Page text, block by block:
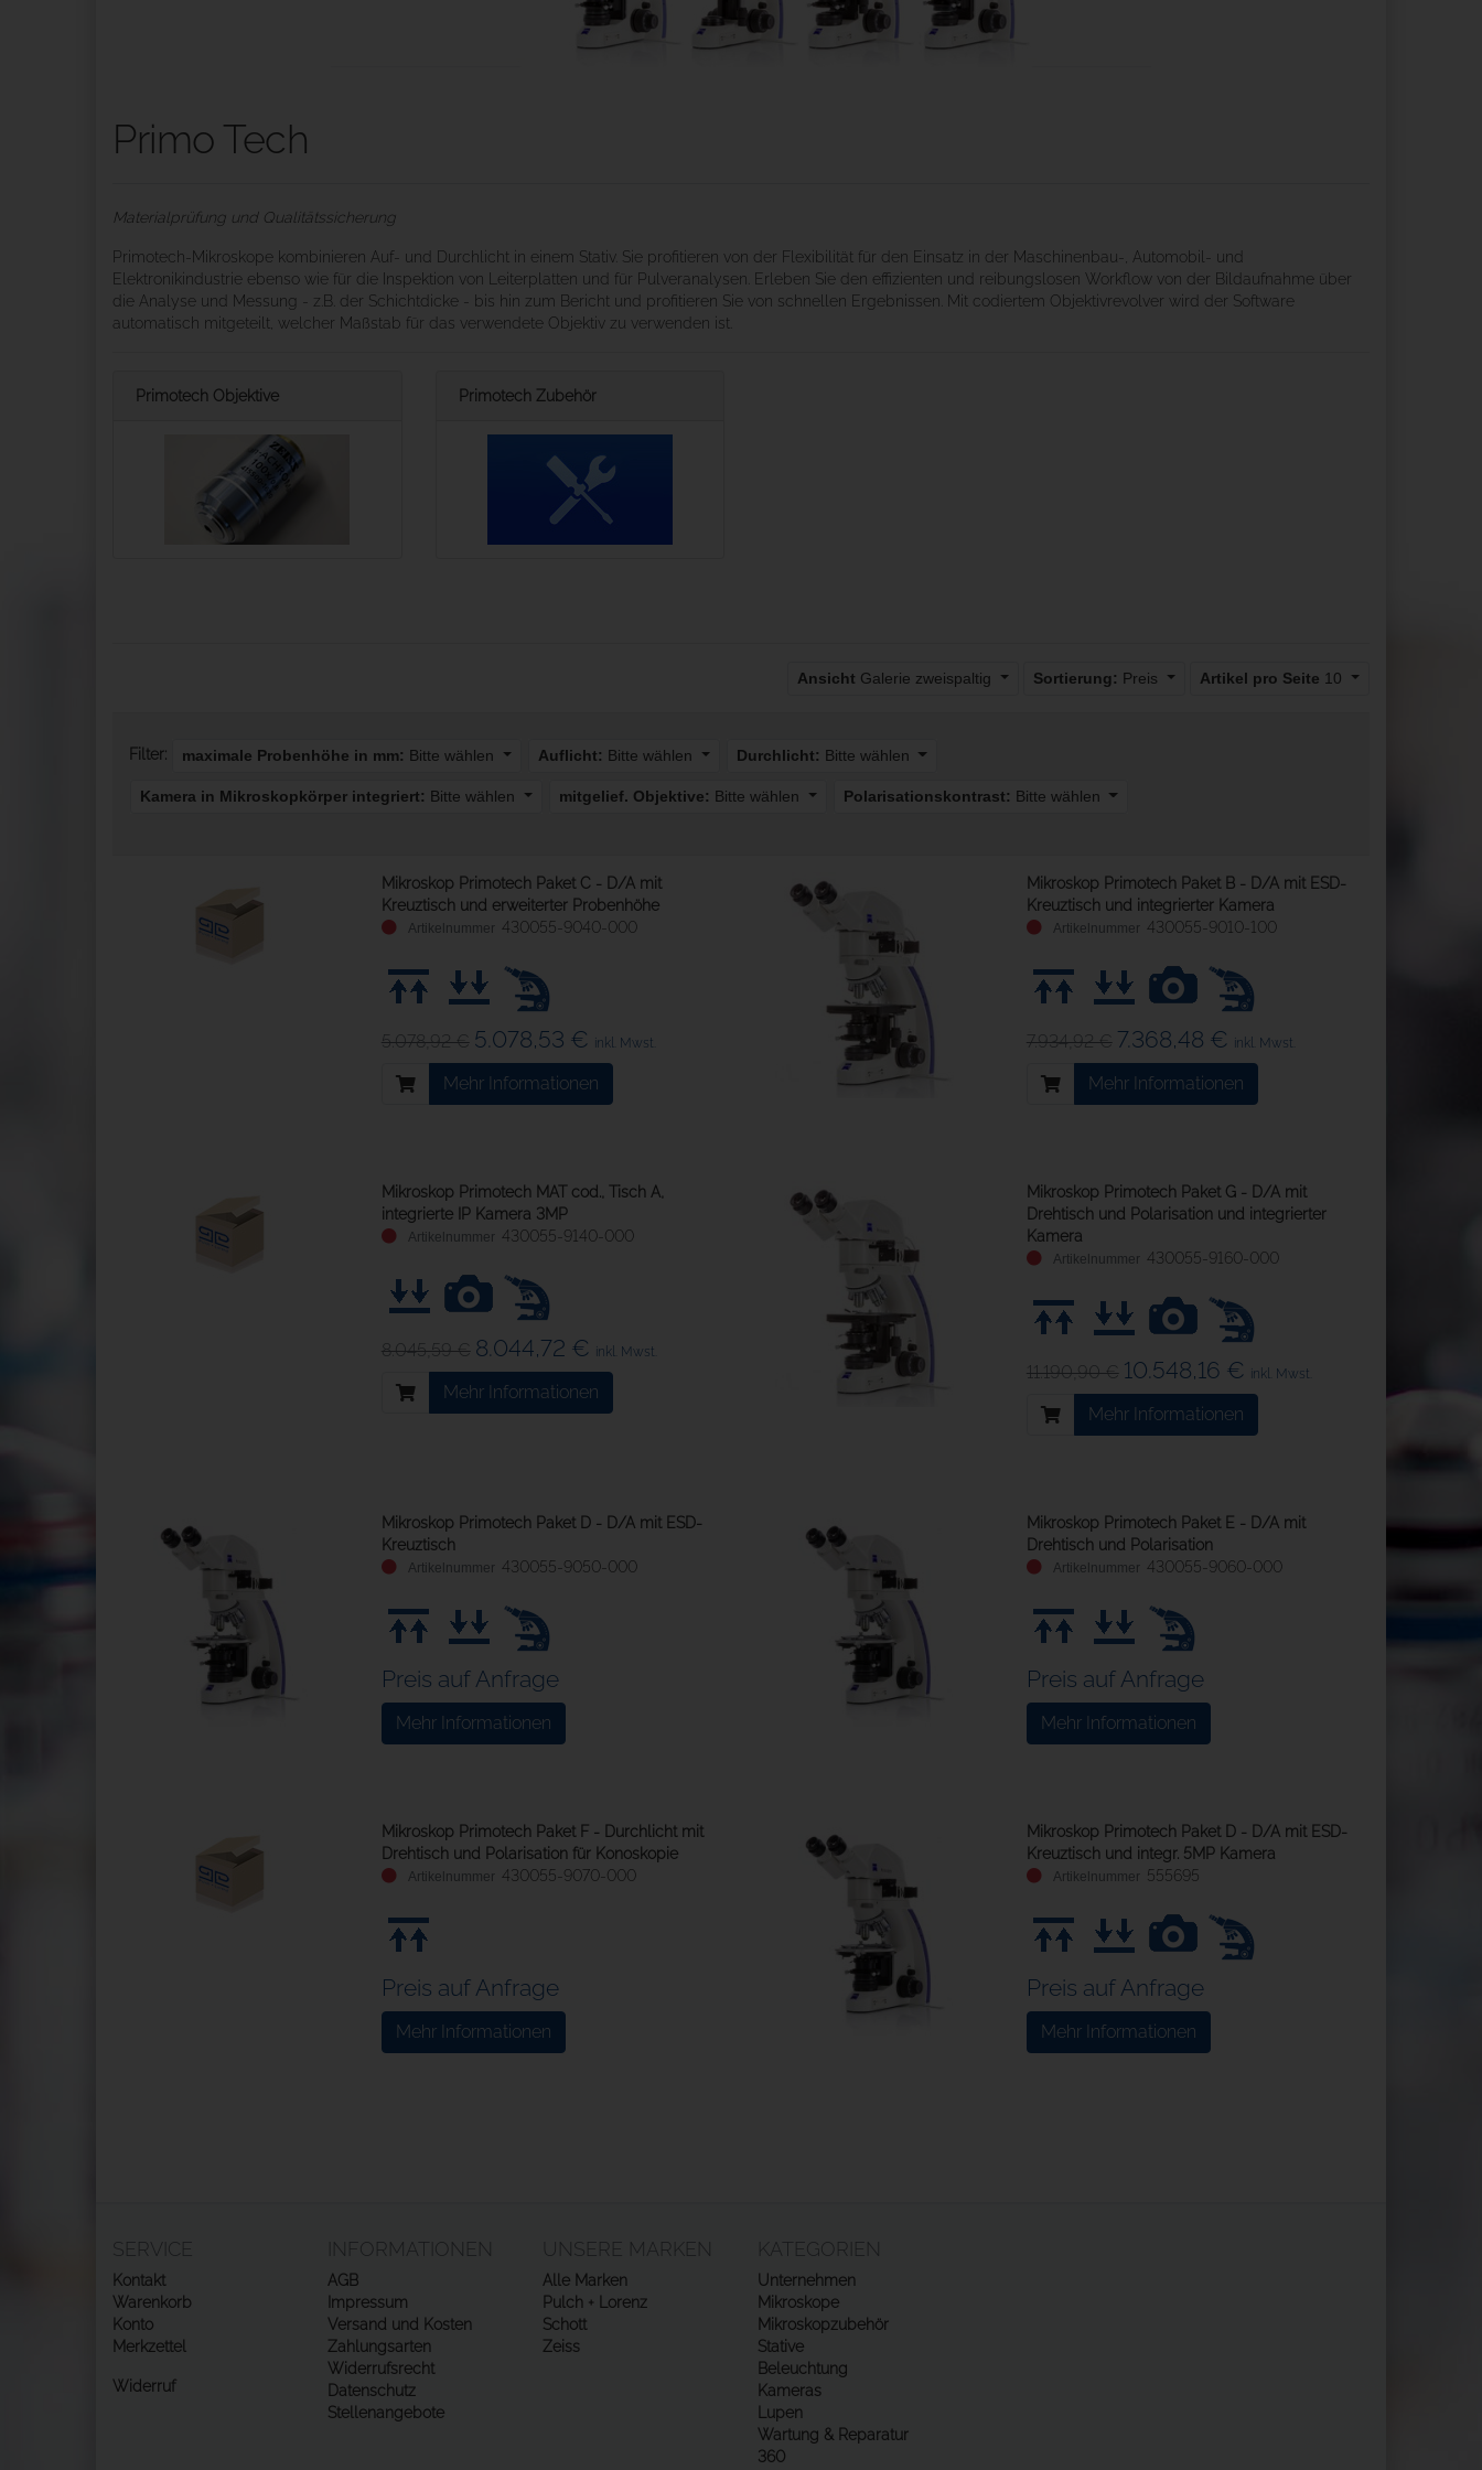
Primo Tech
Materialprüfung und Qualitätssicherung
Primotech-Mikroskope kombinieren Auf- und Durchlicht in einem Stativ. Sie profitieren von der Flexibilität für den Einsatz in der Maschinenbau-, Automobil- und
Elektronikindustrie ebenso wie für die Inspektion von Leiterplatten und für Pulveranalysen. Erleben Sie den effizienten und reibungslosen Workflow von der Bildaufnahme über
die Analyse und Messung - z.B. der Schichtdicke - bis hin zum Bericht und profitieren Sie von schnellen Ergebnissen. Mit codiertem Objektivrevolver wird der Software
automatisch mitgeteilt, welcher Maßstab für das verwendete Objektiv zu verwenden ist.
Primotech Objektive Primotech Zubehör
Ansicht Galerie zweispaltig Sortierung: Preis Artikel pro Seite 10
Filter: maximale Probenhöhe in mm: Bitte wählen Auflicht: Bitte wählen Durchlicht: Bitte wählen
Kamera in Mikroskopkörper integriert: Bitte wählen mitgelief. Objektive: Bitte wählen Polarisationskontrast: Bitte wählen
Mikroskop Primotech Paket C - D/A mit
Kreuztisch und erweiterter Probenhöhe
430055-9040-000
5.078,92 € 5.078,53 € inkl. Mwst.
Mehr Informationen
Mikroskop Primotech Paket B - D/A mit ESD-
Kreuztisch und integrierter Kamera
430055-9010-100
7.934,92 € 7.368,48 € inkl. Mwst.
Mehr Informationen
Mikroskop Primotech MAT cod., Tisch A,
integrierte IP Kamera 3MP
430055-9140-000
8.045,59 € 8.044,72 € inkl. Mwst.
Mehr Informationen
Mikroskop Primotech Paket G - D/A mit
Drehtisch und Polarisation und integrierter
Kamera
430055-9160-000
11.190,90 € 10.548,16 € inkl. Mwst.
Mehr Informationen
Mikroskop Primotech Paket D - D/A mit ESD-
Kreuztisch
430055-9050-000
Preis auf Anfrage
Mehr Informationen
Mikroskop Primotech Paket E - D/A mit
Drehtisch und Polarisation
430055-9060-000
Preis auf Anfrage
Mehr Informationen
Mikroskop Primotech Paket F - Durchlicht mit
Drehtisch und Polarisation für Konoskopie
430055-9070-000
Preis auf Anfrage
Mehr Informationen
Mikroskop Primotech Paket D - D/A mit ESD-
Kreuztisch und integr. 5MP Kamera
555695
Preis auf Anfrage
Mehr Informationen
SERVICE
Kontakt
Warenkorb
Konto
Merkzettel
Widerruf
INFORMATIONEN
AGB
Impressum
Versand und Kosten
Zahlungsarten
Widerrufsrecht
Datenschutz
Stellenangebote
UNSERE MARKEN
Alle Marken
Pulch + Lorenz
Schott
Zeiss
KATEGORIEN
Unternehmen
Mikroskope
Mikroskopzubehör
Stative
Beleuchtung
Kameras
Lupen
Wartung & Reparatur
360